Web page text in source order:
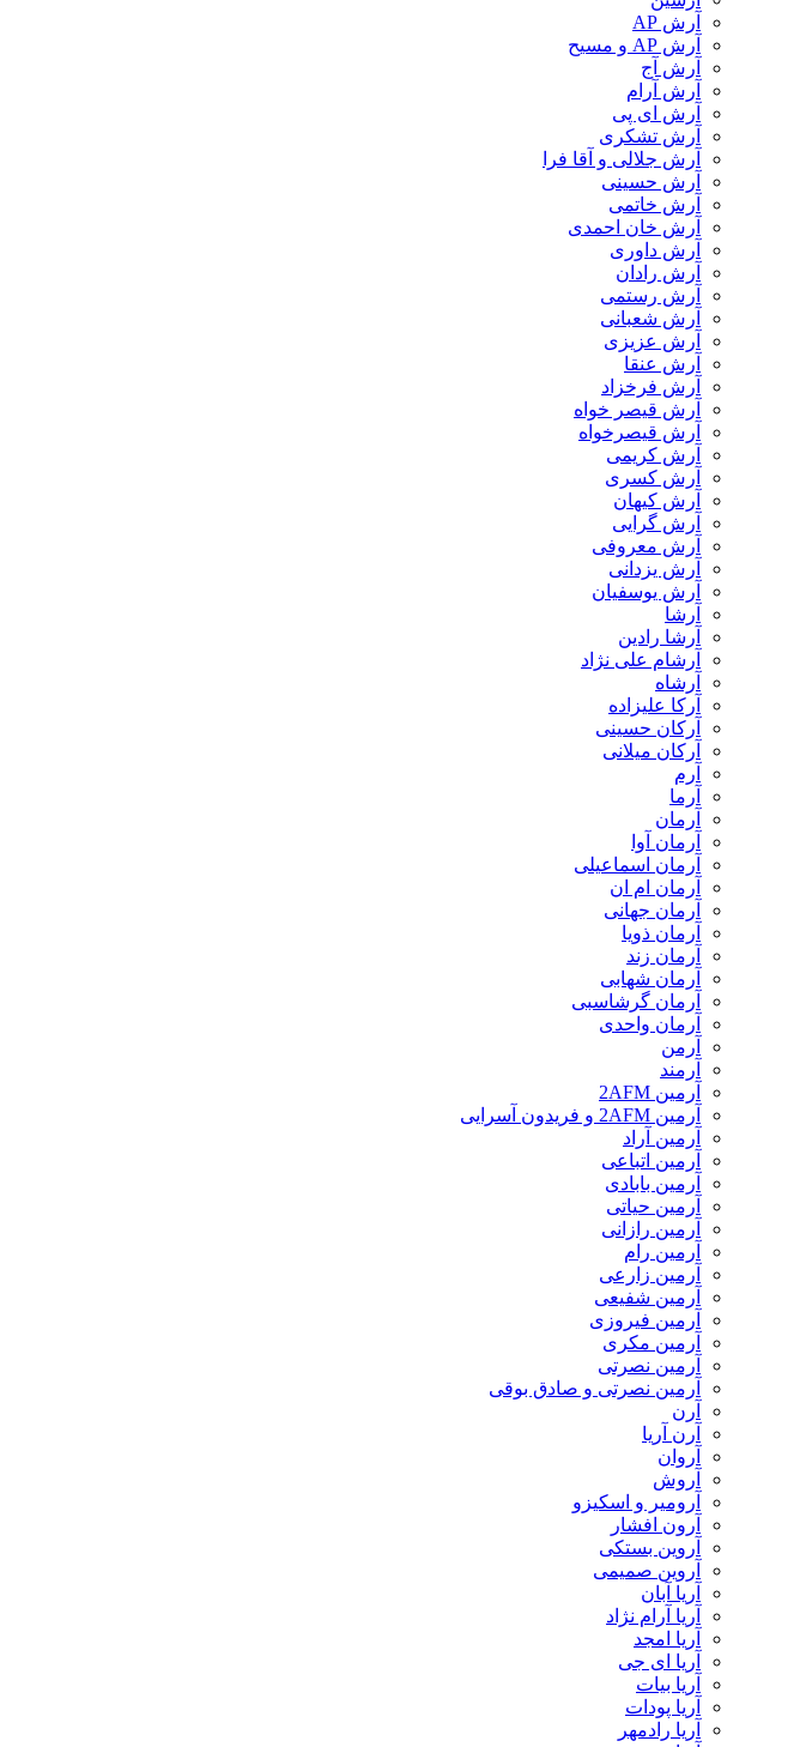
آرش AP
آرش AP و مسیح
آرش آج
آرش آرام
آرش ای پی
آرش تشکری
آرش جلالی و آقا فرا
آرش حسینی
آرش خاتمی
آرش خان احمدی
آرش داوری
آرش رادان
آرش رستمى
آرش شعبانی
آرش عزیزی
آرش عنقا
آرش فرخزاد
آرش قیصر خواه
آرش قیصرخواه
آرش کریمی
آرش کسری
آرش کیهان
آرش گرایی
آرش معروفی
آرش یزدانی
آرش یوسفیان
آرشا
آرشا رادین
آرشام علی نژاد
آرشاه
آرکا علیزاده
آرکان حسینی
آرکان میلانی
آرم
آرما
آرمان
آرمان آوا
آرمان اسماعیلی
آرمان ام ان
آرمان جهانی
آرمان ذویا
آرمان زند
آرمان شهابی
آرمان گرشاسبی
آرمان واحدی
آرمن
آرمند
آرمین 2AFM
آرمین 2AFM و فریدون آسرایی
آرمین آراد
آرمین اتباعی
آرمین بابادی
آرمین حیاتی
آرمین رازانی
آرمین رام
آرمین زارعی
آرمین شفیعی
آرمین فیروزی
آرمین مکری
آرمین نصرتی
آرمین نصرتی و صادق بوقی
آرن
آرن آریا
آروان
آروش
آرومیر و اسکیزو
آرون افشار
آروین بستکی
آروین صمیمی
آریا آبان
آریا آرام نژاد
آریا امجد
آریا ای جی
آریا بیات
آریا پودات
آریا رادمهر